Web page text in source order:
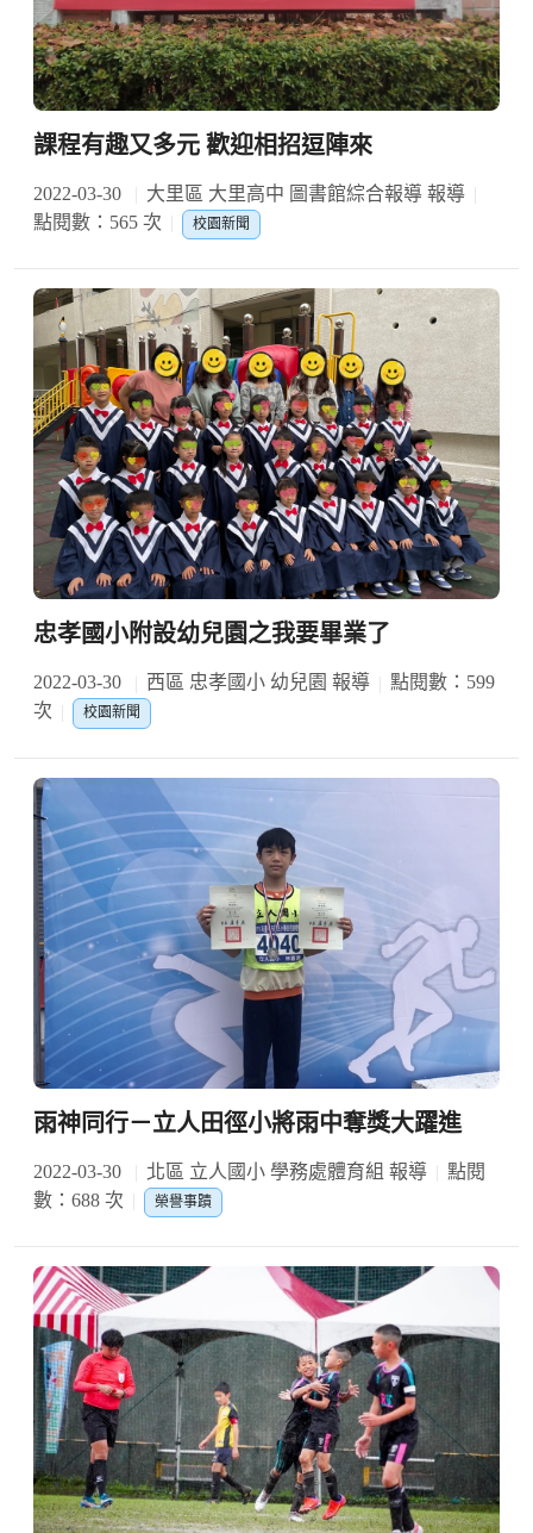
課程有趣又多元 歡迎相招逗陣來
2022-03-30
大里區 大里高中 圖書館綜合報導 報導
點閱數：565 次
校園新聞
忠孝國小附設幼兒園之我要畢業了
2022-03-30 西區 忠孝國小 幼兒園 報導
點閱數：599
次
校園新聞
雨神同行－立人田徑小將雨中奪獎大躍進
2022-03-30 北區 立人國小 學務處體育組 報導
點閱
數：688 次
榮譽事蹟